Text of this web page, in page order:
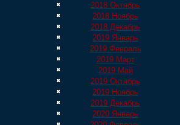
2018 Октябрь
2018 Ноябрь
2018 Декабрь
2019 Январь
2019 Февраль
2019 Март
2019 Май
2019 Октябрь
2019 Ноябрь
2019 Декабрь
2020 Январь